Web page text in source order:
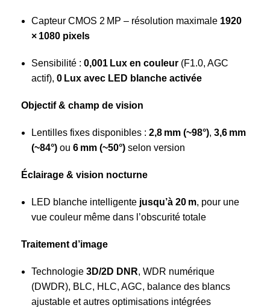
Capteur CMOS 2 MP – résolution maximale 1920
× 1080 pixels
Sensibilité : 0,001 Lux en couleur (F1.0, AGC
actif), 0 Lux avec LED blanche activée
Objectif & champ de vision
Lentilles fixes disponibles : 2,8 mm (~98°), 3,6 mm
(~84°) ou 6 mm (~50°) selon version
Éclairage & vision nocturne
LED blanche intelligente jusqu’à 20 m, pour une
vue couleur même dans l’obscurité totale
Traitement d’image
Technologie 3D/2D DNR, WDR numérique
(DWDR), BLC, HLC, AGC, balance des blancs
ajustable et autres optimisations intégrées